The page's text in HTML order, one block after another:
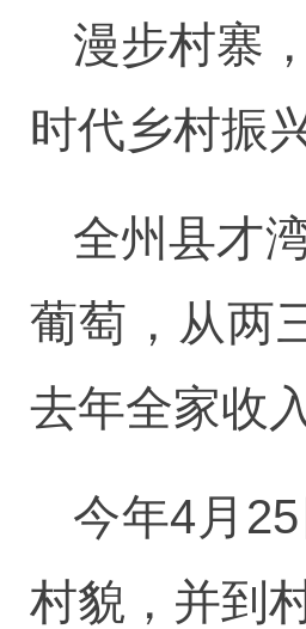
漫步村寨
时代乡村振
全州县才
葡萄，从两
去年全家收
今年4月
村貌，并到